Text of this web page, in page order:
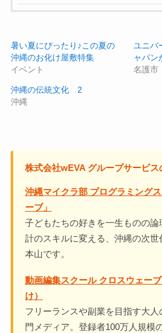
暑い夏にぴったり♪この夏の
沖縄のお化け屋敷特集
イベント
ユニバ
ャパン
名護市
沖縄の伝統文化 2
沖縄
株式会社wEVA グループサービス
沖縄マイクラ部 プログラミング
ーブ」
子どもたちの好きを一生ものの論
計のスキルに変える、沖縄の次
本山です。
動画編集スクール クロスウェー
け）
フリーランスや副業を目指す大
門メディア。登録者100万人規模